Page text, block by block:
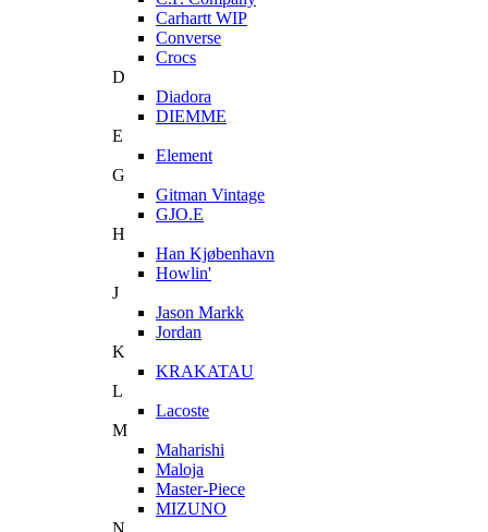
Carhartt WIP
Converse
Crocs
D
Diadora
DIEMME
E
Element
G
Gitman Vintage
GJO.E
H
Han Kjøbenhavn
Howlin'
J
Jason Markk
Jordan
K
KRAKATAU
L
Lacoste
M
Maharishi
Maloja
Master-Piece
MIZUNO
N